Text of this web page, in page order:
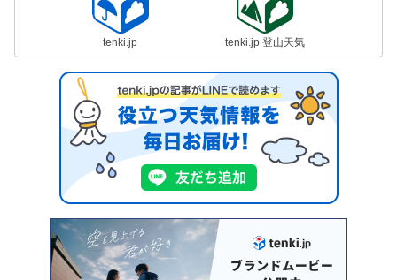
tenki.jp tenki.jp 登山天気